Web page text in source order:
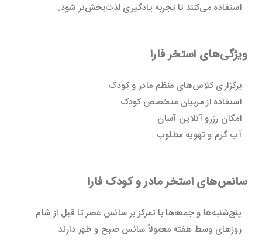
استفاده می‌کنند تا تجربه یادگیری لذت‌بخش‌تر شود.
ویژگی‌های استخر فارا
برگزاری کلاس‌های منظم مادر و کودک
استفاده از مربیان متخصص کودک
امکان رزرو آنلاین آسان
آب گرم و تهویه مطلوب
سانس‌های استخر مادر و کودک فارا
پنج‌شنبه‌ها و جمعه‌ها با تمرکز بر سانس عصر تا قبل از شام
روزهای وسط هفته معمولاً سانس صبح و ظهر دارند